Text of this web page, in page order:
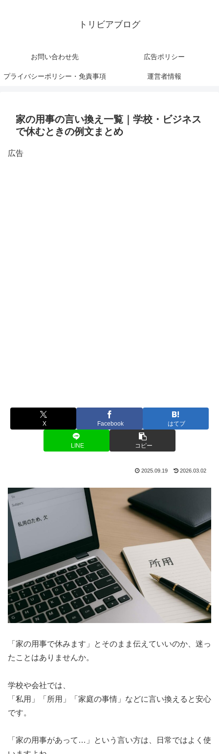
トリビアブログ
お問い合わせ先 広告ポリシー
プライバシーポリシー・免責事項 運営者情報
家の用事の言い換え一覧｜学校・ビジネス
で休むときの例文まとめ
広告
X Facebook はてブ
LINE コピー
2025.09.19 2026.03.02
「家の用事で休みます」とそのまま伝えていいのか、迷っ
たことはありませんか。
学校や会社では、
「私用」「所用」「家庭の事情」などに言い換えると安心
です。
「家の用事があって…」という言い方は、日常ではよく使